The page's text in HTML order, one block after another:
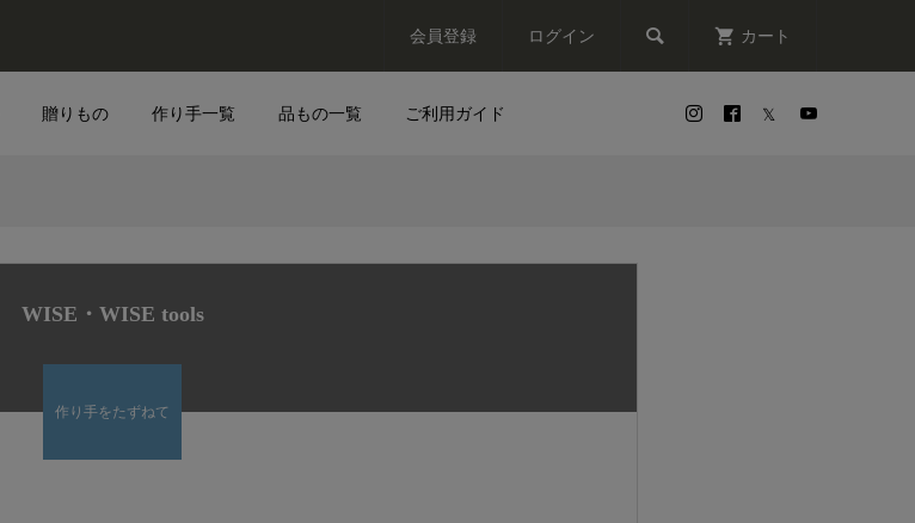
会員登録 ログイン  カート
贈りもの 作り手一覧 品もの一覧 ご利用ガイド
WISE・WISE tools
作り手をたずねて